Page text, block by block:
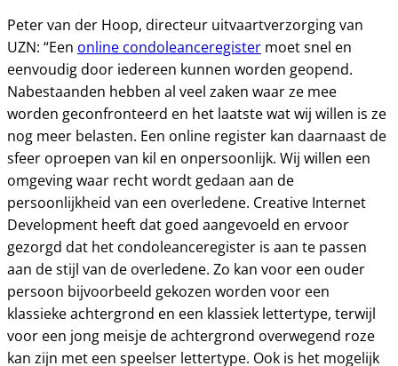
Peter van der Hoop, directeur uitvaartverzorging van
UZN: “Een online condoleanceregister moet snel en
eenvoudig door iedereen kunnen worden geopend.
Nabestaanden hebben al veel zaken waar ze mee
worden geconfronteerd en het laatste wat wij willen is ze
nog meer belasten. Een online register kan daarnaast de
sfeer oproepen van kil en onpersoonlijk. Wij willen een
omgeving waar recht wordt gedaan aan de
persoonlijkheid van een overledene. Creative Internet
Development heeft dat goed aangevoeld en ervoor
gezorgd dat het condoleanceregister is aan te passen
aan de stijl van de overledene. Zo kan voor een ouder
persoon bijvoorbeeld gekozen worden voor een
klassieke achtergrond en een klassiek lettertype, terwijl
voor een jong meisje de achtergrond overwegend roze
kan zijn met een speelser lettertype. Ook is het mogelijk